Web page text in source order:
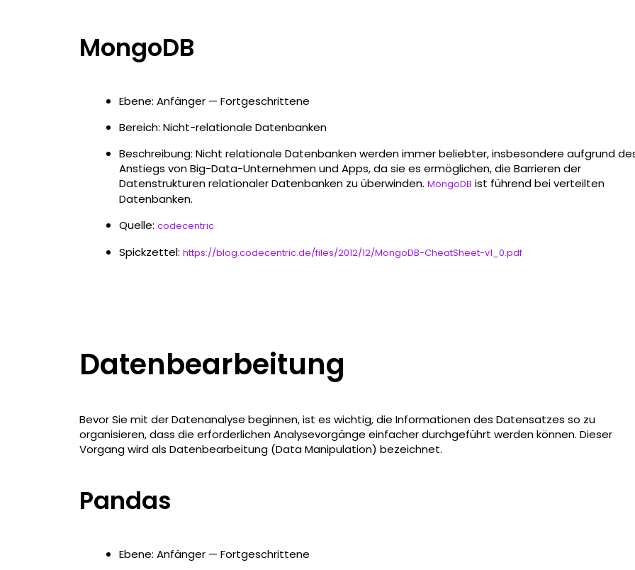
MongoDB
Ebene: Anfänger — Fortgeschrittene
Bereich: Nicht-relationale Datenbanken
Beschreibung: Nicht relationale Datenbanken werden immer beliebter, insbesondere aufgrund
Anstiegs von Big-Data-Unternehmen und Apps, da sie es ermöglichen, die Barrieren der
Datenstrukturen relationaler Datenbanken zu überwinden. MongoDB ist führend bei verteilten
Datenbanken.
Quelle: codecentric
Spickzettel: https://blog.codecentric.de/files/2012/12/MongoDB-CheatSheet-v1_0.pdf
Datenbearbeitung
Bevor Sie mit der Datenanalyse beginnen, ist es wichtig, die Informationen des Datensatzes so zu
organisieren, dass die erforderlichen Analysevorgänge einfacher durchgeführt werden können. Dieser
Vorgang wird als Datenbearbeitung (Data Manipulation) bezeichnet.
Pandas
Ebene: Anfänger — Fortgeschrittene